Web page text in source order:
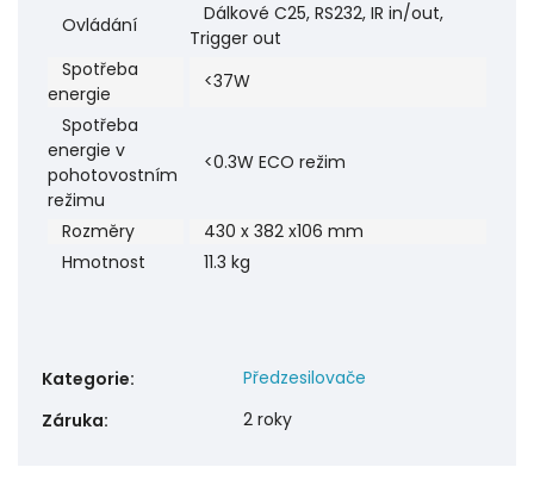
Ovládání
Dálkové C25, RS232, IR in/out,
Trigger out
Spotřeba
energie
<37W
Spotřeba
energie v
pohotovostním
režimu
<0.3W ECO režim
Rozměry
430 x 382 x106 mm
Hmotnost
11.3 kg
Kategorie:
Předzesilovače
Záruka: 2 roky